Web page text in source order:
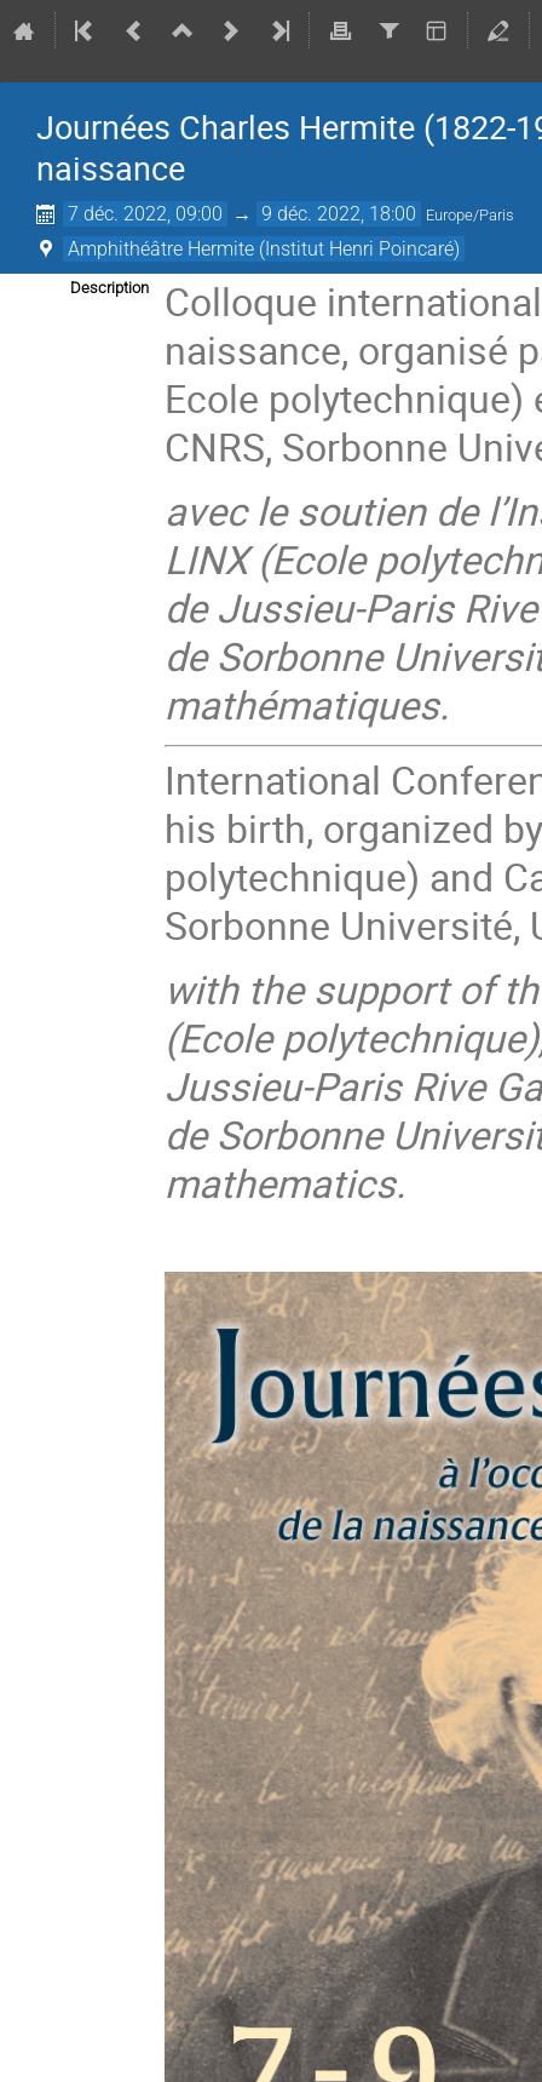
Journées Charles Hermite (1822-
naissance
7 déc. 2022, 09:00 → 9 déc. 2022, 18:00 Europe/Paris
Amphithéâtre Hermite (Institut Henri Poincaré)
Description
Colloque
naissance, organisé
Ecole polytechnique)
CNRS, Sorbonne
avec le soutien de
LINX (Ecole
de Jussieu-Paris
de Sorbonne
mathématiques.
International
his birth, organized
polytechnique) and
Sorbonne Université,
with the support of
(Ecole
Jussieu-Paris Rive
de Sorbonne
mathematics.